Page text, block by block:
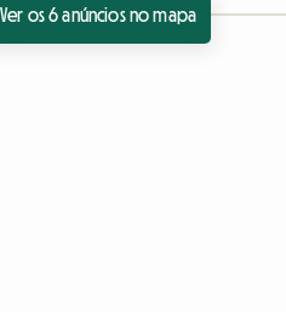
Ver os 6 anúncios no mapa